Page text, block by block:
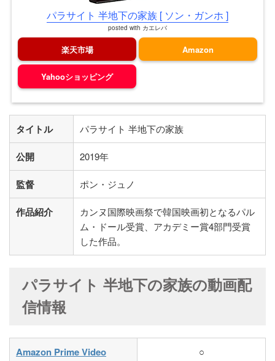
パラサイト 半地下の家族 [ ソン・ガンホ ]
posted with カエレバ
楽天市場 Amazon
Yahooショッピング
タイトル パラサイト 半地下の家族
公開 2019年
監督 ポン・ジュノ
作品紹介
カンヌ国際映画祭で韓国映画初となるパル
ム・ドール受賞、アカデミー賞4部門受賞
した作品。
パラサイト 半地下の家族の動画配
信情報
Amazon Prime Video ○